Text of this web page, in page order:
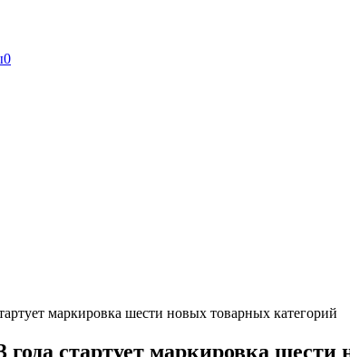
0
маркировка шести новых товарных категорий
года стартует маркировка